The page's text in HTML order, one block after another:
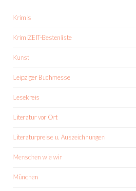
Krimis
KrimiZEIT-Bestenliste
Kunst
Leipziger Buchmesse
Lesekreis
Literatur vor Ort
Literaturpreise u. Auszeichnungen
Menschen wie wir
München